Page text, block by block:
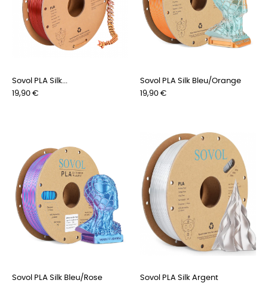
Sovol PLA Silk...
Preis
19,90 €
Sovol PLA Silk Bleu/Orange
Preis
19,90 €
Sovol PLA Silk Bleu/Rose
Sovol PLA Silk Argent